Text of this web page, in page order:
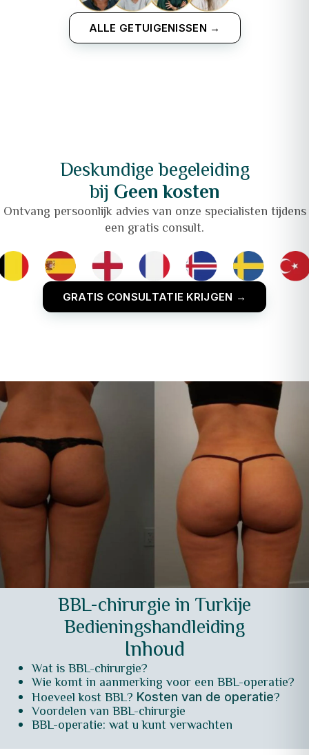
ALLE GETUIGENISSEN →
Deskundige begeleiding
bij Geen kosten
Ontvang persoonlijk advies van onze specialisten tijdens
een gratis consult.
GRATIS CONSULTATIE KRIJGEN →
BBL-chirurgie in Turkije
Bedieningshandleiding
Inhoud
Wat is BBL-chirurgie?
Wie komt in aanmerking voor een BBL-operatie?
Hoeveel kost BBL? Kosten van de operatie?
Voordelen van BBL-chirurgie
BBL-operatie: wat u kunt verwachten